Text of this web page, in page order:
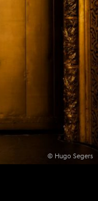
© Hugo Segers